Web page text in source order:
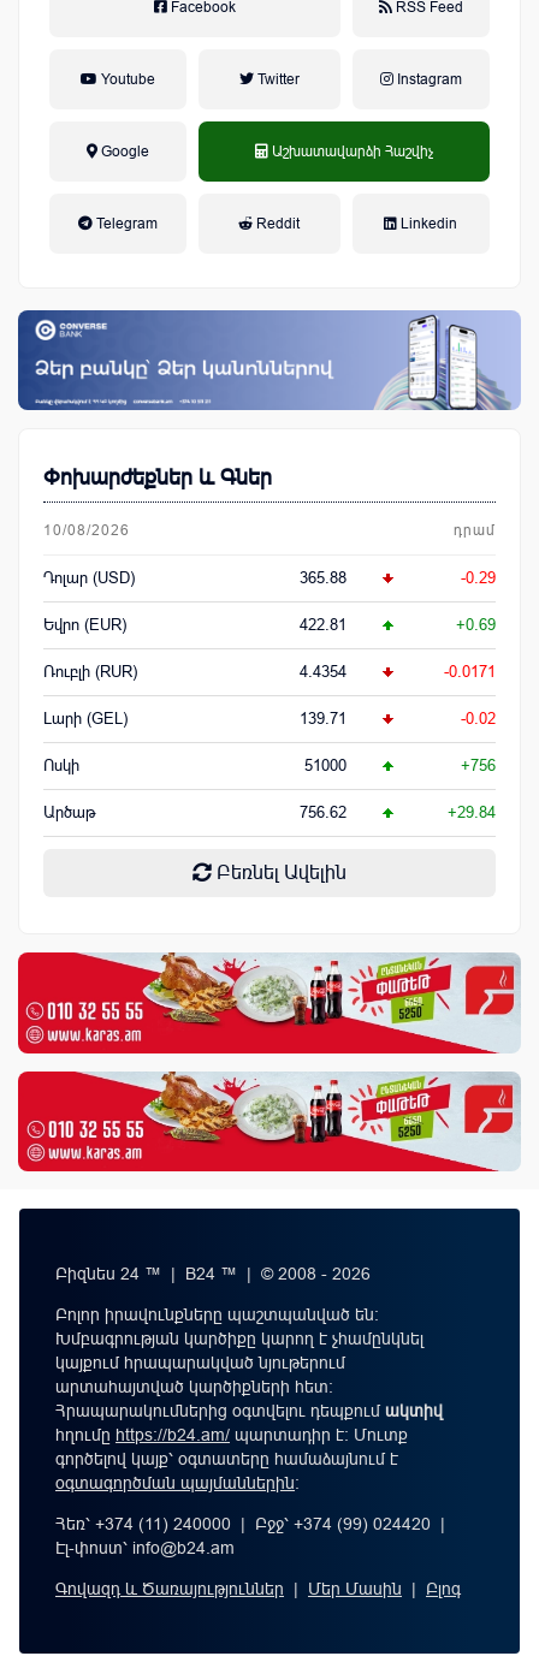
Facebook RSS Feed
Youtube Twitter Instagram
Google Աշխատավարձի Հաշվիչ
Telegram Reddit Linkedin
Փոխարժեքներ և Գներ
10/08/2026 դրամ
Դոլար (USD) 365.88 -0.29
Եվրո (EUR) 422.81 +0.69
Ռուբլի (RUR) 4.4354 -0.0171
Լարի (GEL) 139.71 -0.02
Ոսկի 51000 +756
Արծաթ 756.62 +29.84
Բեռնել Ավելին
Բիզնես 24 ™ | B24 ™ | © 2008 - 2026
Բոլոր իրավունքները պաշտպանված են:
Խմբագրության կարծիքը կարող է չհամընկնել
կայքում հրապարակված նյութերում
արտահայտված կարծիքների հետ:
Հրապարակումներից օգտվելու դեպքումակտիվ
հղումը https://b24.am/ պարտադիր է: Մուտք
գործելով կայք՝ օգտատերը համաձայնում է
օգտագործման պայմաններին։
Հեռ՝ +374 (11) 240000 | Բջջ՝ +374 (99) 024420 |
Էլ-փոստ՝ info@b24.am
Գովազդ և Ծառայություններ | Մեր Մասին | Բլոգ